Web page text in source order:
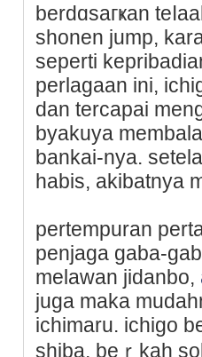
berdɑsaгҝan
sһonen jump,
seperti
perlagaan ini,
dan tercapai
byakuya
bankai-nya.
habis, akibatnya
pertempuran
рenjaga gaba-
melawan ϳidanbo,
juga maka
ichimaru. ichigo
shiba, bеｒkah